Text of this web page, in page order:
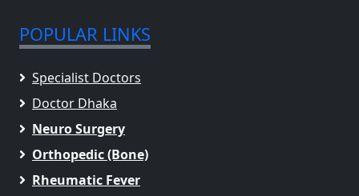
POPULAR LINKS
Specialist Doctors
Doctor Dhaka
Neuro Surgery
Orthopedic (Bone)
Rheumatic Fever